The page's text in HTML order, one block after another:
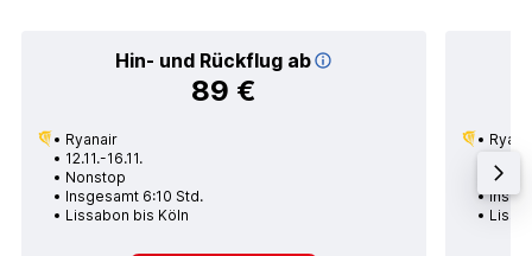
Hin- und Rückflug ab
89 €
Ryanair
12.11.-16.11.
Nonstop
Insgesamt 6:10 Std.
Lissabon bis Köln
1